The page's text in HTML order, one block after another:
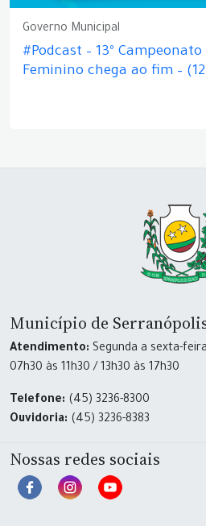
Governo Municipal
#Podcast – 13º
Feminino chega ao fim –
Município de
Atendimento: Segunda a sexta-
07h30 às 11h30 / 13h30 às 17h30
Telefone: (45) 3236-8300
Ouvidoria: (45) 3236-8383
Nossas redes sociais